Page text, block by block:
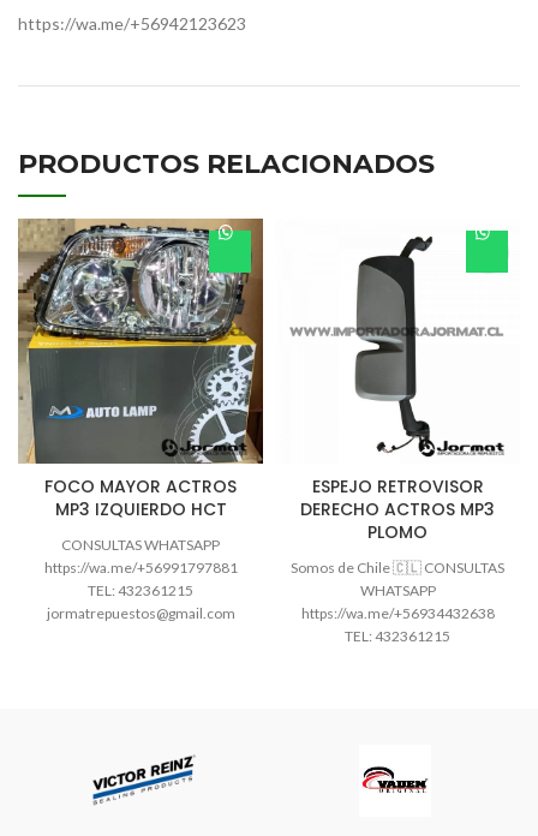
https://wa.me/+56942123623
PRODUCTOS RELACIONADOS
FOCO MAYOR ACTROS
MP3 IZQUIERDO HCT
CONSULTAS WHATSAPP
https://wa.me/+56991797881
TEL: 432361215
jormatrepuestos@gmail.com
ESPEJO RETROVISOR
DERECHO ACTROS MP3
PLOMO
Somos de Chile 🇨🇱 CONSULTAS
WHATSAPP
https://wa.me/+56934432638
TEL: 432361215